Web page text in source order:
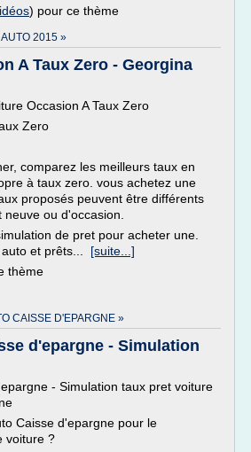
) pour ce thème
2015 »
A Taux Zero - Georgina
Occasion A Taux Zero
Zero
comparez les meilleurs taux en
à taux zero. vous achetez une
proposés peuvent être différents
ou d'occasion.
de pret pour acheter une.
et prêts... [suite...]
thème
CAISSE D'EPARGNE »
d'epargne - Simulation
- Simulation taux pret voiture
Caisse d'epargne pour le
voiture ?